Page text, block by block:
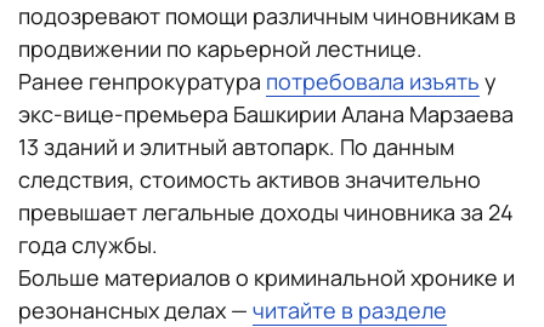
подозревают помощи различным чиновникам в
продвижении по карьерной лестнице.
Ранее генпрокуратура потребовала изъять у
экс-вице-премьера Башкирии Алана Марзаева
13 зданий и элитный автопарк. По данным
следствия, стоимость активов значительно
превышает легальные доходы чиновника за 24
года службы.
Больше материалов о криминальной хронике и
резонансных делах — читайте в разделе